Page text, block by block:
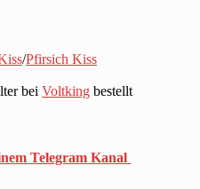
/Pfirsich Kiss
bei Voltking bestellt
Telegram Kanal